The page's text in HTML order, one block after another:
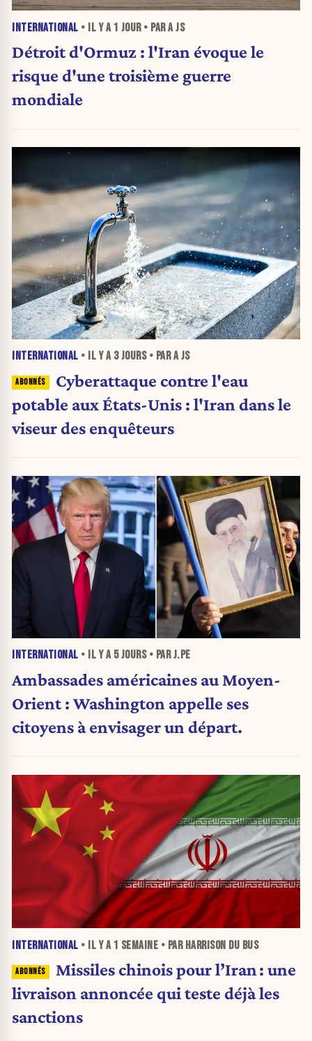
INTERNATIONAL • IL Y A 1 JOUR• PAR A JS
Détroit d'Ormuz : l'Iran évoque le
risque d'une troisième guerre
mondiale
INTERNATIONAL • IL Y A 3 JOURS• PAR A JS
Cyberattaque contre l'eau
potable aux États-Unis : l'Iran dans le
viseur des enquêteurs
INTERNATIONAL • IL Y A 5 JOURS• PAR J.PE
Ambassades américaines au Moyen-
Orient : Washington appelle ses
citoyens à envisager un départ.
INTERNATIONAL • IL Y A 1 SEMAINE • PAR HARRISON DU BUS
Missiles chinois pour l’Iran : une
livraison annoncée qui teste déjà les
sanctions